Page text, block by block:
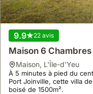
9.9 22 avis
Maison 6
maison, L'Île-d'Yeu
À 5 minutes à pied du
Port Joinville, cette villa
boisé de 1500m².